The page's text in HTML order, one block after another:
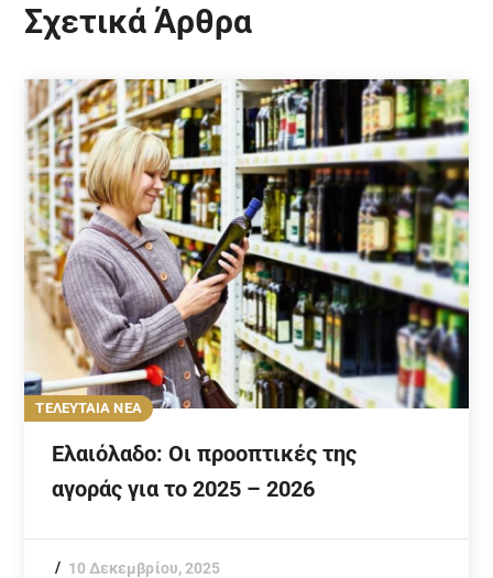
Σχετικά Άρθρα
ΤΕΛΕΥΤΑΙΑ ΝΕΑ
Ελαιόλαδο: Οι προοπτικές της
αγοράς για το 2025 – 2026
10 Δεκεμβρίου, 2025